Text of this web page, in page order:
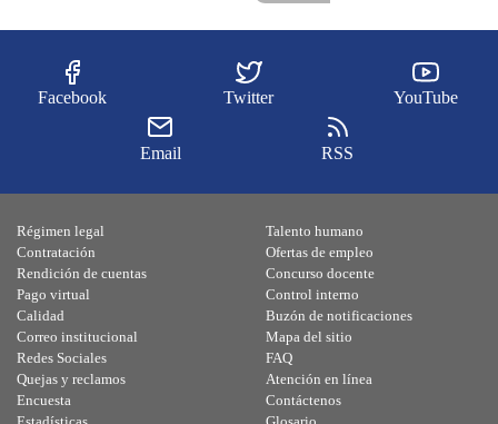
Facebook Twitter YouTube
Email RSS
Régimen legal
Contratación
Rendición de cuentas
Pago virtual
Calidad
Talento humano
Ofertas de empleo
Concurso docente
Control interno
Buzón de notificaciones
Correo institucional
Redes Sociales
Quejas y reclamos
Encuesta
Mapa del sitio
FAQ
Atención en línea
Contáctenos